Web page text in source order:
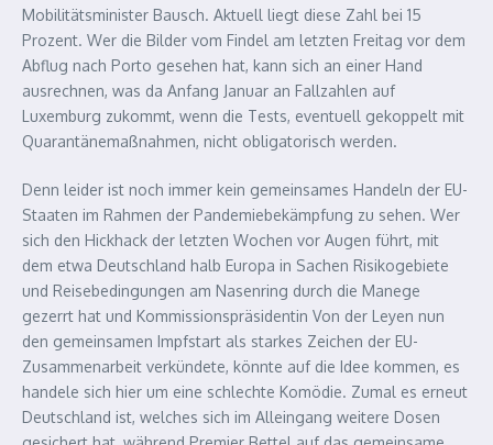
Mobilitätsminister Bausch. Aktuell liegt diese Zahl bei 15
Prozent. Wer die Bilder vom Findel am letzten Freitag vor dem
Abflug nach Porto gesehen hat, kann sich an einer Hand
ausrechnen, was da Anfang Januar an Fallzahlen auf
Luxemburg zukommt, wenn die Tests, eventuell gekoppelt mit
Quarantänemaßnahmen, nicht obligatorisch werden.
Denn leider ist noch immer kein gemeinsames Handeln der EU-
Staaten im Rahmen der Pandemiebekämpfung zu sehen. Wer
sich den Hickhack der letzten Wochen vor Augen führt, mit
dem etwa Deutschland halb Europa in Sachen Risikogebiete
und Reisebedingungen am Nasenring durch die Manege
gezerrt hat und Kommissionspräsidentin Von der Leyen nun
den gemeinsamen Impfstart als starkes Zeichen der EU-
Zusammenarbeit verkündete, könnte auf die Idee kommen, es
handele sich hier um eine schlechte Komödie. Zumal es erneut
Deutschland ist, welches sich im Alleingang weitere Dosen